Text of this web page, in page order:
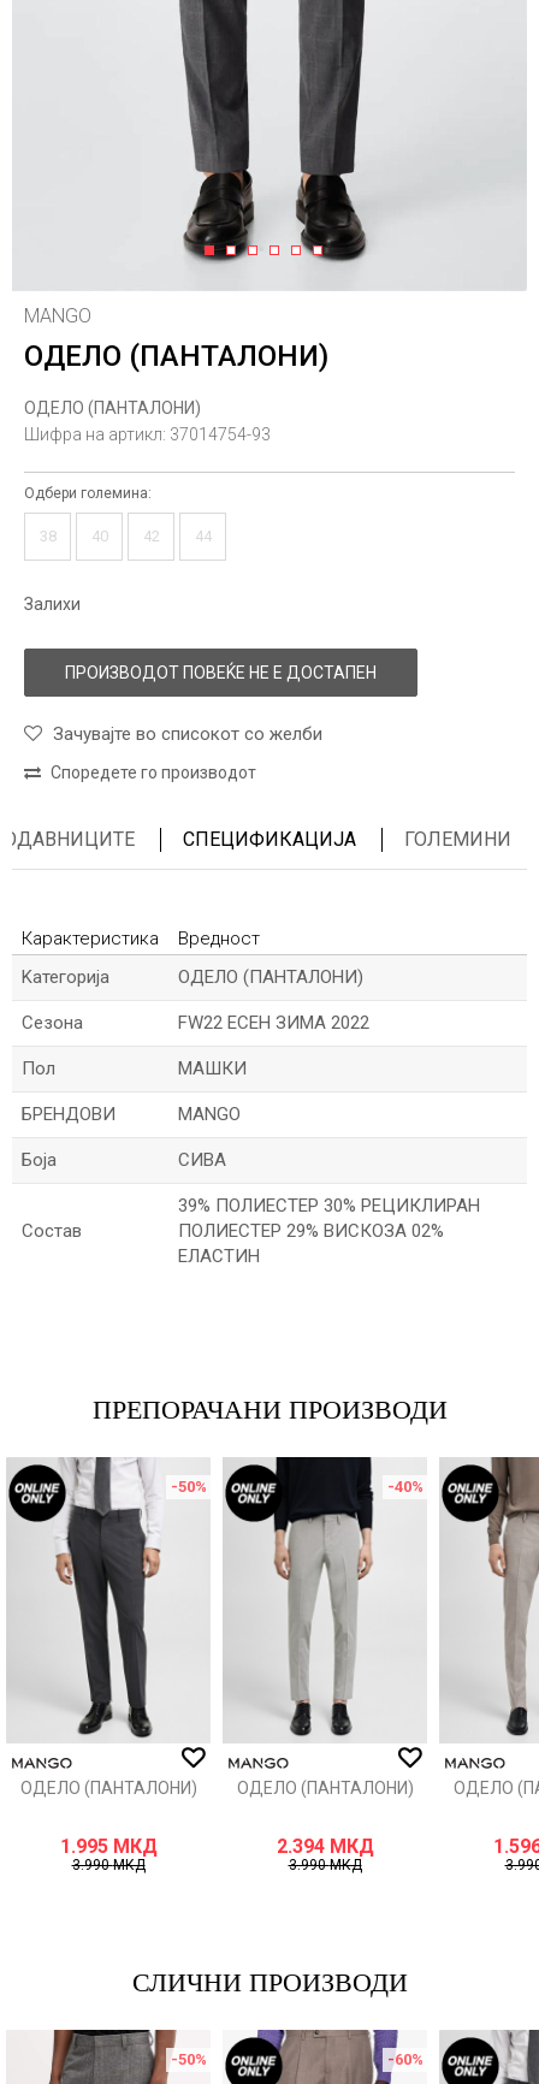
1 2 3 4 5 6
MANGO
ОДЕЛО (ПАНТАЛОНИ)
ОДЕЛО (ПАНТАЛОНИ)
Шифра на артикл: 37014754-93
Одбери големина:
38 40 42 44
Залихи
ПРОИЗВОДОТ ПОВЕЌЕ НЕ Е ДОСТАПЕН
Зачувајте во списокот со желби
Споредете го производот
СПЕЦИФИКАЦИЈА ГОЛЕМИНИ
Карактеристика
Вредност
Kатегорија
ОДЕЛО (ПАНТАЛОНИ)
Сезона FW22 ЕСЕН ЗИМА 2022
Пол МАШКИ
БРЕНДОВИ MANGO
Боја СИВА
Состав
39% ПОЛИЕСТЕР 30% РЕЦИКЛИРАН
ПОЛИЕСТЕР 29% ВИСКОЗА 02%
ЕЛАСТИН
Порака
ИСПРАТИ
ПРЕПОРАЧАНИ ПРОИЗВОДИ
-50%
ОДЕЛО (ПАНТАЛОНИ)
1.995 МКД
3.990МКД
-40%
ОДЕЛО (ПАНТАЛОНИ)
2.394 МКД
3.990МКД
ОДЕЛО
СЛИЧНИ ПРОИЗВОДИ
-50% -60%